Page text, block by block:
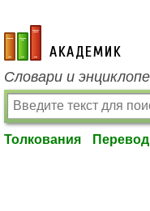
academic.ru
Словари и
Толкования